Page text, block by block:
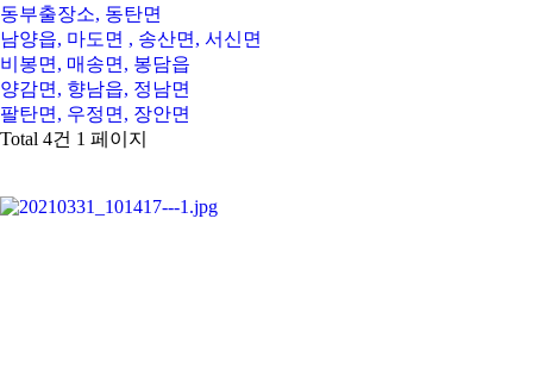
동부출장소, 동탄면
남양읍, 마도면 , 송산면, 서신면
비봉면, 매송면, 봉담읍
양감면, 향남읍, 정남면
팔탄면, 우정면, 장안면
Total 4건 1 페이지